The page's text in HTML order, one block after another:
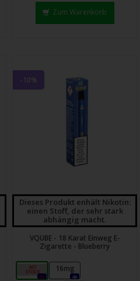
Zum Warenkorb
-10%
Dieses Produkt enhält Nikotin:
einen Stoff, der sehr stark
abhängig macht.
VQUBE - 18 Karat Einweg E-
Zigarette - Blueberry
0mg
0x
16mg
4x